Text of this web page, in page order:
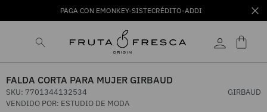
PAGA CON EMONKEY-SISTECRÉDITO-ADDI
FALDA CORTA PARA MUJER GIRBAUD
SKU: 7701344132534
GIRBAUD
VENDIDO POR: ESTUDIO DE MODA